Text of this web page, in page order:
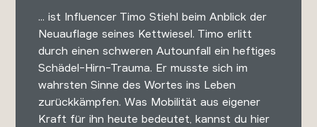
... ist Influencer Timo Stiehl beim Anblick der
Neuauflage seines Kettwiesel. Timo erlitt
durch einen schweren Autounfall ein heftiges
Schädel-Hirn-Trauma. Er musste sich im
wahrsten Sinne des Wortes ins Leben
zurückkämpfen. Was Mobilität aus eigener
Kraft für ihn heute bedeutet, kannst du hier